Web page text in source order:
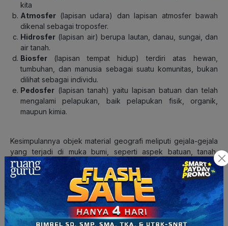
kita
Atmosfer (lapisan udara) dan lapisan atmosfer bawah
dikenal sebagai troposfer.
Hidrosfer (lapisan air) berupa lautan, danau, sungai, dan
air tanah.
Biosfer
(lapisan tempat hidup) terdiri atas hewan,
tumbuhan, dan manusia sebagai suatu komunitas, bukan
dilihat sebagai individu.
Pedosfer (lapisan tanah) yaitu lapisan batuan dan telah
mengalami pelapukan, baik pelapukan fisik, organik,
maupun kimia.
Kesimpulannya objek material geografi meliputi gejala-gejala
yang terjadi di muka bumi, seperti aspek batuan, tanah,
gempa bumi, cuaca, iklim, gunung api, udara, air, serta flora
dan fauna yang terkait dengan kehidupan manusia.
2. Objek Formal